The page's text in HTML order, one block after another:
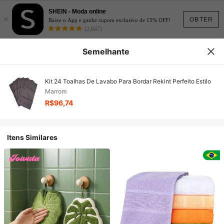
OBTER
×
SHEIN - Moda online
Baixe o App e ganhe cupom exclusivo de 15% OFF!
(2,847)
Semelhante
Kit 24 Toalhas De Lavabo Para Bordar Rekint Perfeito Estilo
Marrom
R$96,74
Itens Similares